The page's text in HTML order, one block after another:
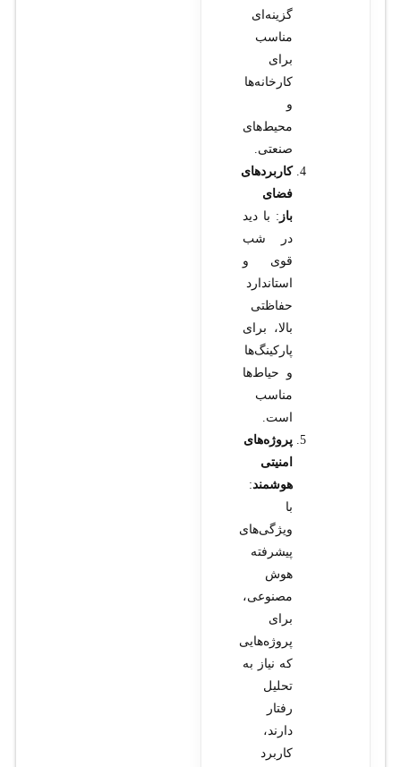
گزینه‌ای
مناسب
برای
کارخانه‌ها
و
محیط‌های
صنعتی.
کاربردهای
فضای
باز : با دید
در شب
قوی و
استاندارد
حفاظتی
بالا، برای
پارکینگ‌ها
و حیاط‌ها
مناسب
است.
پروژه‌های
امنیتی
هوشمند:
با
ویژگی‌های
پیشرفته
هوش
مصنوعی،
برای
پروژه‌هایی
که نیاز به
تحلیل
رفتار
دارند،
کاربرد